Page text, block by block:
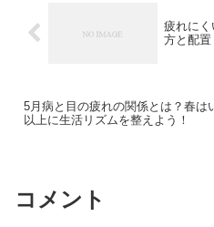
疲れに
方と配
5月病と目の疲れの関係とは？春は
以上に生活リズムを整えよう！
コメント